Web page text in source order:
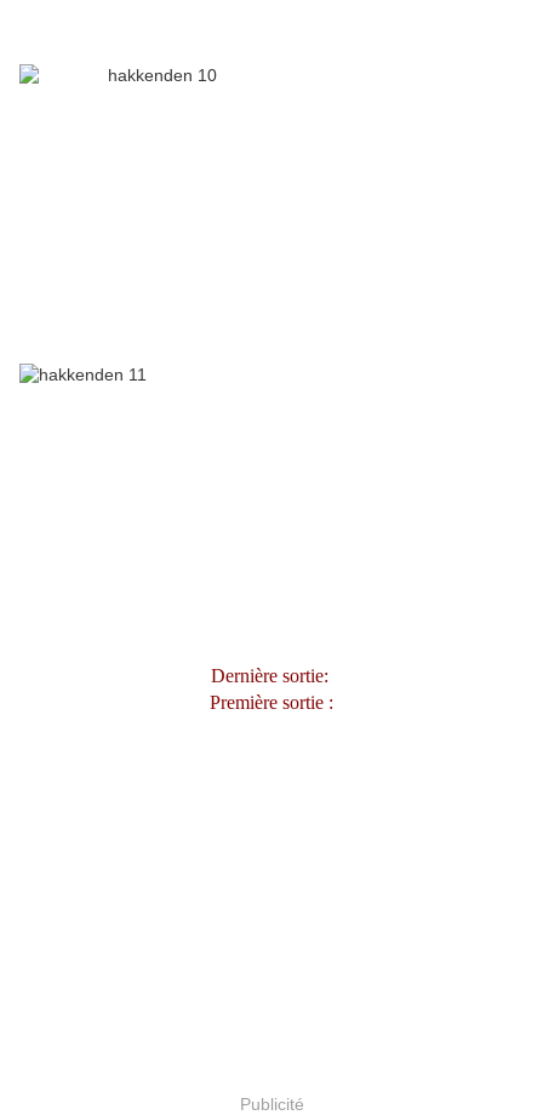
Dernière sortie:
Première sortie :
Publicité